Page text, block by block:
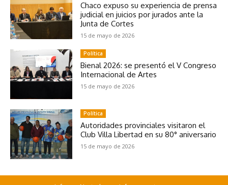
Chaco expuso su experiencia de prensa
judicial en juicios por jurados ante la
Junta de Cortes
15 de mayo de 2026
Política
Bienal 2026: se presentó el V Congreso
Internacional de Artes
15 de mayo de 2026
Política
Autoridades provinciales visitaron el
Club Villa Libertad en su 80° aniversario
15 de mayo de 2026